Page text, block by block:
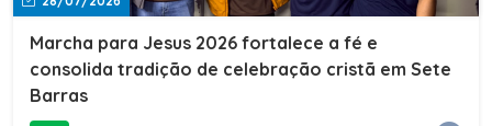
importante projeto voltasse a transformar a vida de
Marcha para Jesus 2026 fortalece a fé e
consolida tradição de celebração cristã em Sete
Barras